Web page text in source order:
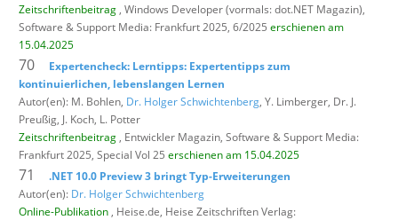
Zeitschriftenbeitrag , Windows Developer (vormals: dot.NET Magazin),
Software & Support Media: Frankfurt 2025, 6/2025 erschienen am
15.04.2025
70
Expertencheck: Lerntipps: Expertentipps zum
kontinuierlichen, lebenslangen Lernen
Autor(en): M. Bohlen, Dr. Holger Schwichtenberg, Y. Limberger, Dr. J.
Preußig, J. Koch, L. Potter
Zeitschriftenbeitrag , Entwickler Magazin, Software & Support Media:
Frankfurt 2025, Special Vol 25 erschienen am 15.04.2025
71
.NET 10.0 Preview 3 bringt Typ-Erweiterungen
Autor(en): Dr. Holger Schwichtenberg
Online-Publikation , Heise.de, Heise Zeitschriften Verlag: